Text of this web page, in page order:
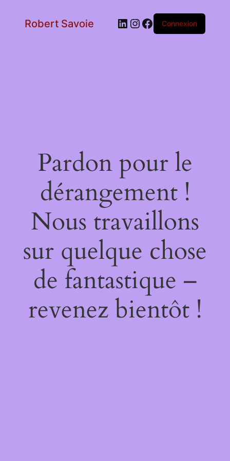
Robert Savoie LinkedIn
Instagram
Facebook
Connexion
Pardon pour le
dérangement !
Nous travaillons
sur quelque chose
de fantastique –
revenez bientôt !